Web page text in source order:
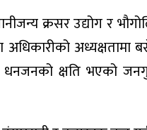
क्रसर उद्योग र
अध्यक्षतामा
धनजनको क्षति भएको